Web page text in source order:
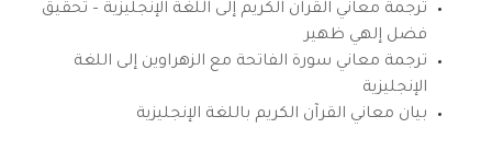
ترجمة معاني القرآن الكريم إلى اللغة الإنجليزية – تحقيق
فضل إلهي ظهير
ترجمة معاني سورة الفاتحة مع الزهراوين إلى اللغة
الإنجليزية
بيان معاني القرآن الكريم باللغة الإنجليزية